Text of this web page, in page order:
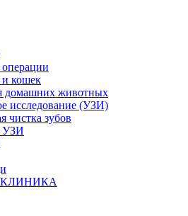
и кошек
домашних животных
исследование (УЗИ)
чистка зубов
УЗИ